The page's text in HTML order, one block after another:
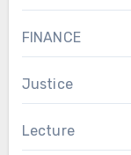
FINANCE
Justice
Lecture